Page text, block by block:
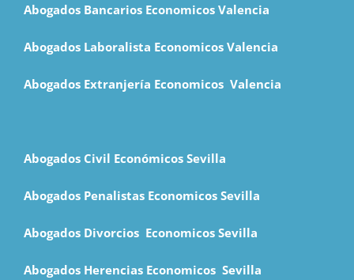
Abogados Bancarios Economicos Valencia
Abogados Laboralista Economicos Valencia
Abogados Extranjería Economicos Valencia
Abogados Civil Económicos Sevilla
Abogados Penalistas Economicos Sevilla
Abogados Divorcios Economicos Sevilla
Abogados Herencias Economicos Sevilla